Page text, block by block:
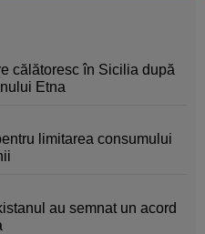
călătoresc în Sicilia după
Etna
limitarea consumului
au semnat un acord